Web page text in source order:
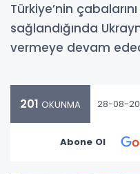
Türkiye’nin
sağlandığında
vermeye devam
201 OKUNMA 28-08-
Abone Ol